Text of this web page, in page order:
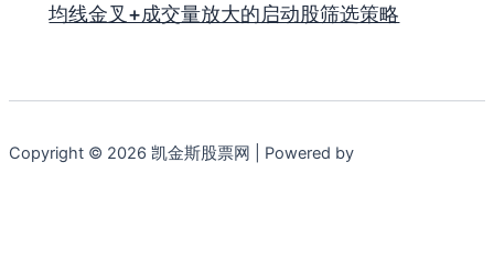
均线金叉+成交量放大的启动股筛选策略
Copyright © 2026 凯金斯股票网 | Powered by